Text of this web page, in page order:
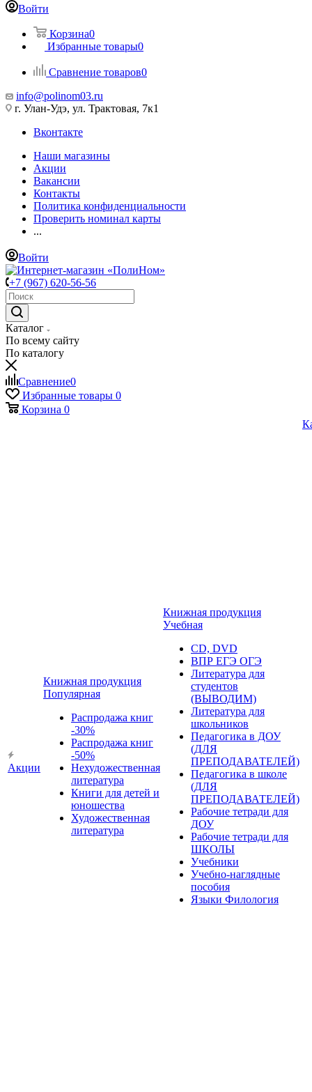
Войти
Корзина0
Избранные товары0
Сравнение товаров0
info@polinom03.ru
г. Улан-Удэ, ул. Трактовая, 7к1
Вконтакте
Наши магазины
Акции
Вакансии
Контакты
Политика конфиденциальности
Проверить номинал карты
...
Войти
+7 (967) 620-56-56
Каталог
По всему сайту
По каталогу
Сравнение0
Избранные товары 0
Корзина 0
Акции
Книжная продукция
Популярная
Распродажа книг
-30%
Распродажа книг
-50%
Нехудожественная
литература
Книги для детей и
юношества
Художественная
литература
Книжная продукция
Учебная
CD, DVD
ВПР ЕГЭ ОГЭ
Литература для
студентов
(ВЫВОДИМ)
Литература для
школьников
Педагогика в ДОУ
(ДЛЯ
ПРЕПОДАВАТЕЛЕЙ)
Педагогика в школе
(ДЛЯ
ПРЕПОДАВАТЕЛЕЙ)
Рабочие тетради для
ДОУ
Рабочие тетради для
ШКОЛЫ
Учебники
Учебно-наглядные
пособия
Языки Филология